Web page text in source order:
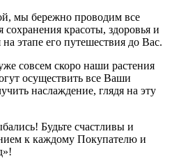
мы бережно проводим все
красоты, здоровья и
этапе его путешествия до Вас.
совсем скоро наши растения
осуществить все Ваши
наслаждение, глядя на эту
Будьте счастливы и
к каждому Покупателю и